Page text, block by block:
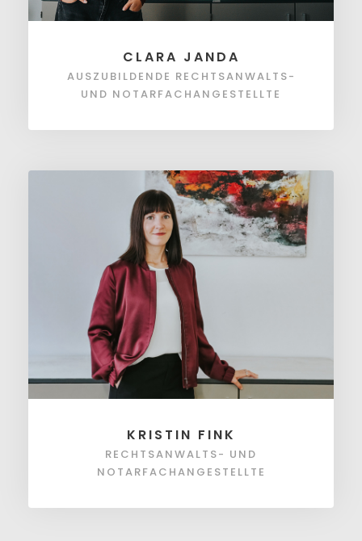
CLARA JANDA
AUSZUBILDENDE RECHTSANWALTS-
UND NOTARFACHANGESTELLTE
KRISTIN FINK
RECHTSANWALTS- UND
NOTARFACHANGESTELLTE